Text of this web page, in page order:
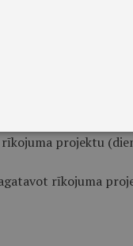
(I. Mūrniece, A.
projektu
rīkojuma